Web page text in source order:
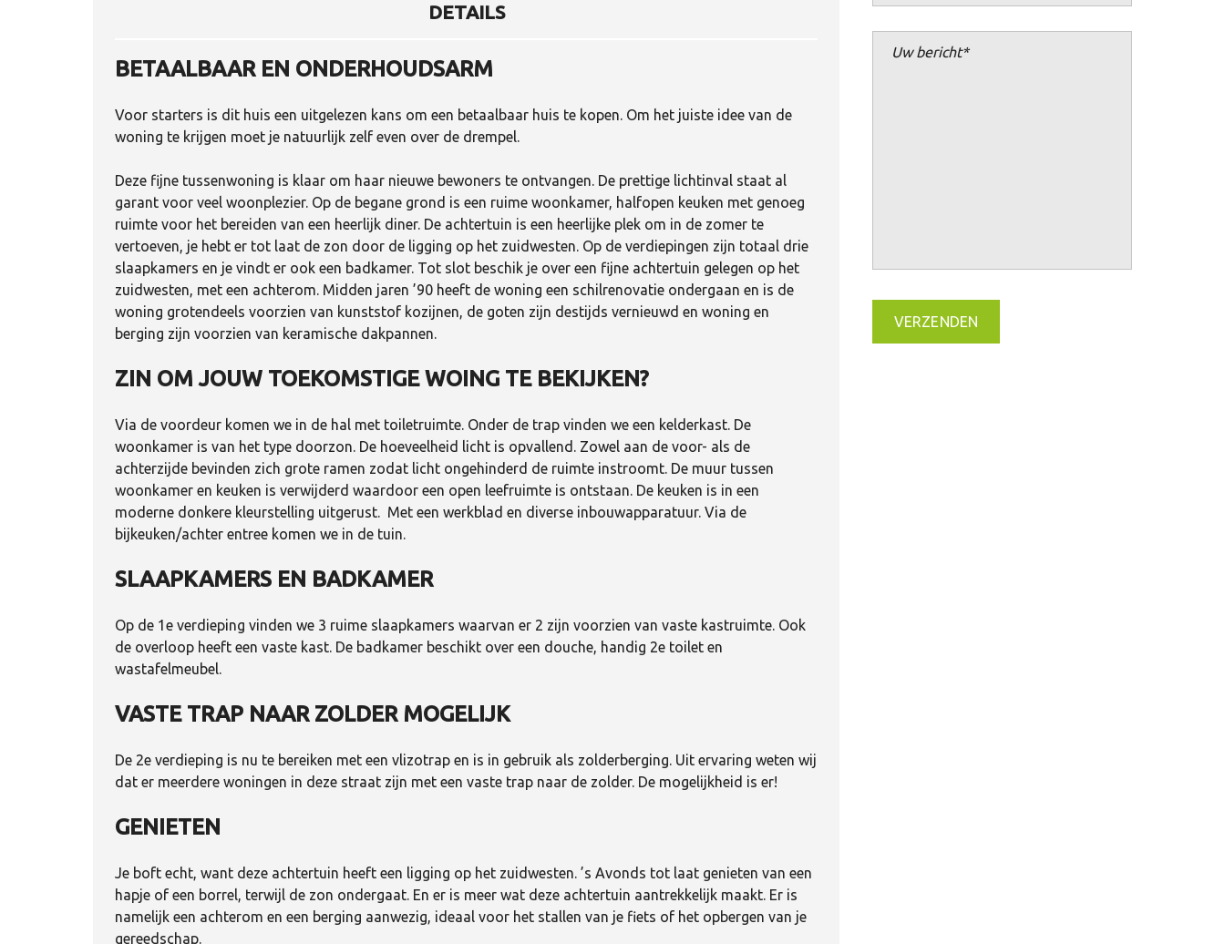
U
DETAILS
BETAALBAAR EN ONDERHOUDSARM
Voor starters is dit huis een uitgelezen kans om een betaalbaar huis te kopen. Om het juiste idee van de
woning te krijgen moet je natuurlijk zelf even over de drempel.
Deze fijne tussenwoning is klaar om haar nieuwe bewoners te ontvangen. De prettige lichtinval staat al
garant voor veel woonplezier. Op de begane grond is een ruime woonkamer, halfopen keuken met genoeg
ruimte voor het bereiden van een heerlijk diner. De achtertuin is een heerlijke plek om in de zomer te
vertoeven, je hebt er tot laat de zon door de ligging op het zuidwesten. Op de verdiepingen zijn totaal drie
slaapkamers en je vindt er ook een badkamer. Tot slot beschik je over een fijne achtertuin gelegen op het
zuidwesten, met een achterom. Midden jaren ’90 heeft de woning een schilrenovatie ondergaan en is de
woning grotendeels voorzien van kunststof kozijnen, de goten zijn destijds vernieuwd en woning en
berging zijn voorzien van keramische dakpannen.
ZIN OM JOUW TOEKOMSTIGE WOING TE BEKIJKEN?
Via de voordeur komen we in de hal met toiletruimte. Onder de trap vinden we een kelderkast. De
woonkamer is van het type doorzon. De hoeveelheid licht is opvallend. Zowel aan de voor- als de
achterzijde bevinden zich grote ramen zodat licht ongehinderd de ruimte instroomt. De muur tussen
woonkamer en keuken is verwijderd waardoor een open leefruimte is ontstaan. De keuken is in een
moderne donkere kleurstelling uitgerust. Met een werkblad en diverse inbouwapparatuur. Via de
bijkeuken/achter entree komen we in de tuin.
SLAAPKAMERS EN BADKAMER
Op de 1e verdieping vinden we 3 ruime slaapkamers waarvan er 2 zijn voorzien van vaste kastruimte. Ook
de overloop heeft een vaste kast. De badkamer beschikt over een douche, handig 2e toilet en
wastafelmeubel.
VASTE TRAP NAAR ZOLDER MOGELIJK
De 2e verdieping is nu te bereiken met een vlizotrap en is in gebruik als zolderberging. Uit ervaring weten wij
dat er meerdere woningen in deze straat zijn met een vaste trap naar de zolder. De mogelijkheid is er!
GENIETEN
Je boft echt, want deze achtertuin heeft een ligging op het zuidwesten. ’s Avonds tot laat genieten van een
hapje of een borrel, terwijl de zon ondergaat. En er is meer wat deze achtertuin aantrekkelijk maakt. Er is
namelijk een achterom en een berging aanwezig, ideaal voor het stallen van je fiets of het opbergen van je
gereedschap.